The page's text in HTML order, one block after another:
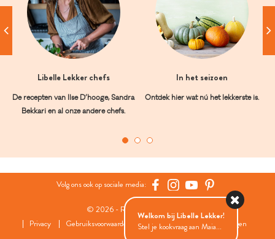
Libelle Lekker chefs
De recepten van Ilse D’hooge, Sandra
Bekkari en al onze andere chefs.
In het seizoen
Ontdek hier wat nú het lekkerste is.
Volg ons ook op sociale media:
© 2026 - Roularta Media Group
Privacy
Gebruiksvoorwaarden Cookies
Cookies instellingen
Welkom bij Libelle Lekker!
Stel je kookvraag aan Maia...